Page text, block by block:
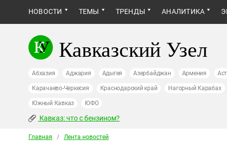
НОВОСТИ ТЕМЫ ТРЕНДЫ АНАЛИТИКА
Кавказский Узел
Абхазия Аджария Адыгея Азербайджан Армения
Карачаево-Черкесия Краснодарский край Нагорный Карабах
Южный Кавказ ЮФО
Кавказ: что с бензином?
Главная / Лента новостей